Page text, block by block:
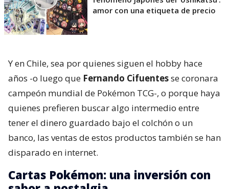
amor con una etiqueta de precio
Y en Chile, sea por quienes siguen el hobby hace
años -o luego que Fernando Cifuentesse coronara
campeón mundial de Pokémon TCG-, o porque haya
quienes prefieren buscar algo intermedio entre
tener el dinero guardado bajo el colchón o un
banco, las ventas de estos productos también se han
disparado en internet.
Cartas Pokémon: una inversión con